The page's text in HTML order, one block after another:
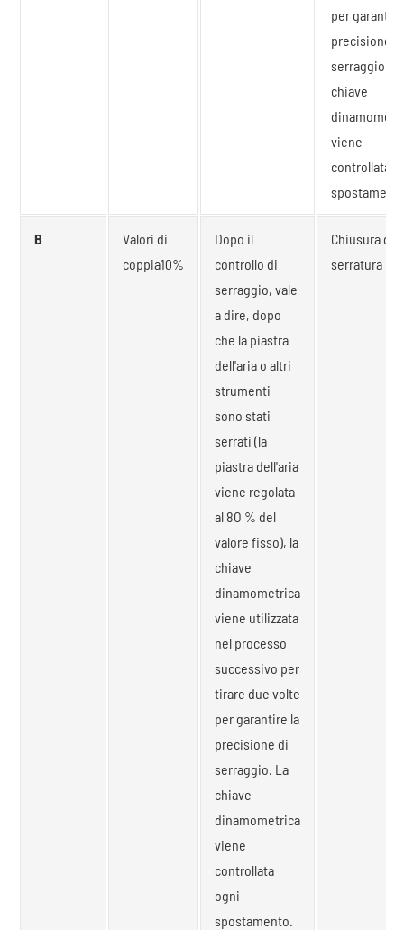
per
precisione di
serraggio e
chiave
viene
controllata
B
Valori di
coppia10%
Dopo il
controllo di
serraggio, vale
a dire, dopo
che la piastra
dell'aria o altri
strumenti
sono stati
serrati (la
piastra dell'aria
viene regolata
al 8O % del
valore fisso), la
chiave
dinamometrica
viene utilizzata
nel processo
successivo per
tirare due volte
per garantire la
precisione di
serraggio. La
chiave
dinamometrica
viene
controllata
ogni
spostamento.
Chiusura
serratura